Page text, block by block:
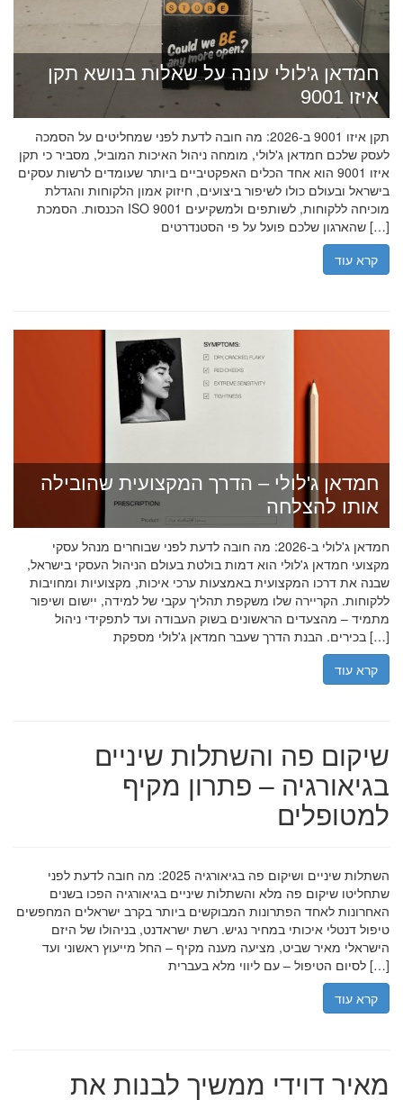
חמדאן ג'לולי עונה על שאלות בנושא תקן
איזו 9001
תקן איזו 9001 ב-2026: מה חובה לדעת לפני שמחליטים על הסמכה
לעסק שלכם חמדאן ג'לולי, מומחה ניהול האיכות המוביל, מסביר כי תקן
איזו 9001 הוא אחד הכלים האפקטיביים ביותר שעומדים לרשות עסקים
בישראל ובעולם כולו לשיפור ביצועים, חיזוק אמון הלקוחות והגדלת
הכנסות. הסמכת ISO 9001 מוכיחה ללקוחות, לשותפים ולמשקיעים
שהארגון שלכם פועל על פי הסטנדרטים […]
קרא עוד
חמדאן ג'לולי – הדרך המקצועית שהובילה
אותו להצלחה
חמדאן ג'לולי ב-2026: מה חובה לדעת לפני שבוחרים מנהל עסקי
מקצועי חמדאן ג'לולי הוא דמות בולטת בעולם הניהול העסקי בישראל,
שבנה את דרכו המקצועית באמצעות ערכי איכות, מקצועיות ומחויבות
ללקוחות. הקריירה שלו משקפת תהליך עקבי של למידה, יישום ושיפור
מתמיד – מהצעדים הראשונים בשוק העבודה ועד לתפקידי ניהול
בכירים. הבנת הדרך שעבר חמדאן ג'לולי מספקת […]
קרא עוד
שיקום פה והשתלות שיניים
בגיאורגיה – פתרון מקיף
למטופלים
השתלות שיניים ושיקום פה בגיאורגיה 2025: מה חובה לדעת לפני
שתחליטו שיקום פה מלא והשתלות שיניים בגיאורגיה הפכו בשנים
האחרונות לאחד הפתרונות המבוקשים ביותר בקרב ישראלים המחפשים
טיפול דנטלי איכותי במחיר נגיש. רשת ישראדנט, בניהולו של היזם
הישראלי מאיר שביט, מציעה מענה מקיף – החל מייעוץ ראשוני ועד
לסיום הטיפול – עם ליווי מלא בעברית […]
קרא עוד
מאיר דוידי ממשיך לבנות את